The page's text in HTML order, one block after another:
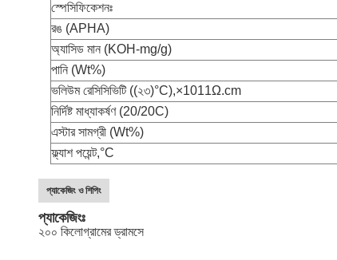
স্পেসিফিকেশনঃ
রঙ (APHA)
অ্যাসিড মান (KOH-mg/g)
পানি (Wt%)
ভলিউম রেসিসিভিটি ((২৩)°C),×1011Ω.cm
নির্দিষ্ট মাধ্যাকর্ষণ (20/20C)
এস্টার সামগ্রী (Wt%)
ফ্ল্যাশ পয়েন্ট,°C
প্যাকেজিং ও শিপিং
প্যাকেজিংঃ
২০০ কিলোগ্রামের ড্রামসে